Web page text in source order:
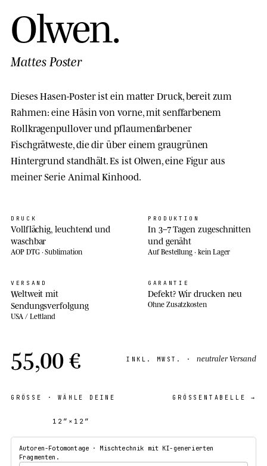
Olwen.
Mattes Poster
Dieses Hasen-Poster ist ein matter Druck, bereit zum
Rahmen: eine Häsin von vorne, mit senffarbenem
Rollkragenpullover und pflaumenfarbener
Fischgrätweste, die dir über einem graugrünen
Hintergrund standhält. Es ist Olwen, eine Figur aus
meiner Serie Animal Kinhood.
DRUCK
Vollflächig, leuchtend und
waschbar
AOP DTG · Sublimation
PRODUKTION
In 3–7 Tagen zugeschnitten
und genäht
Auf Bestellung · kein Lager
VERSAND
Weltweit mit
Sendungsverfolgung
USA / Lettland
GARANTIE
Defekt? Wir drucken neu
Ohne Zusatzkosten
55,00 € INKL. MWST. · neutraler Versand
GRÖSSE · WÄHLE DEINE GRÖSSENTABELLE →
12″×12″
Autoren-Fotomontage · Mischtechnik mit KI-generierten
Fragmenten.